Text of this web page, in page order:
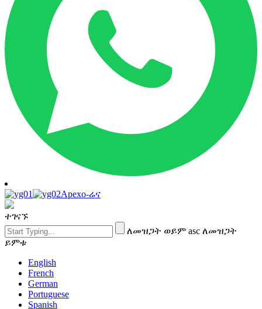
Apexo-ሬና
ተገናኙ
ለመዝጋት ወይም asc ለመዝጋት
ይምቱ
English
French
German
Portuguese
Spanish